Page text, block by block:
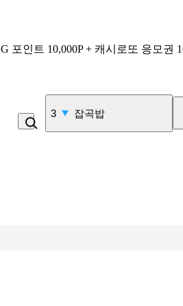
G 포인트 10,000P + 캐시로또 응모권
4 비_플레인 쿽